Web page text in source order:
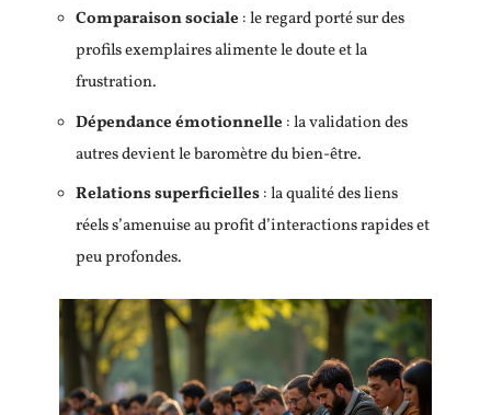
Comparaison sociale : le regard porté sur des
profils exemplaires alimente le doute et la
frustration.
Dépendance émotionnelle : la validation des
autres devient le baromètre du bien-être.
Relations superficielles: la qualité des liens
réels s’amenuise au profit d’interactions rapides et
peu profondes.